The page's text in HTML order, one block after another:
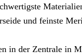
und feinste
in der Zentrale in